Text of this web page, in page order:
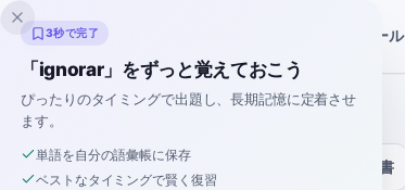
Inklingo スペイン語ツール
辞書
3秒で完了
「ignorar」をずっと覚えておこう
ぴったりのタイミングで出題し、長期記憶に定着させ
ます。
単語を自分の語彙帳に保存
ベストなタイミングで賢く復習